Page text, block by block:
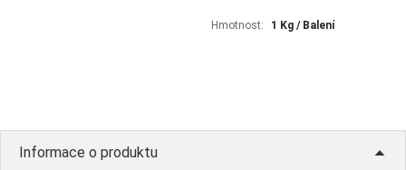
Hmotnost: 1 Kg / Balení
Informace o produktu